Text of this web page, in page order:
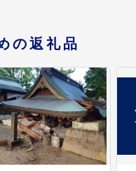
の返礼品